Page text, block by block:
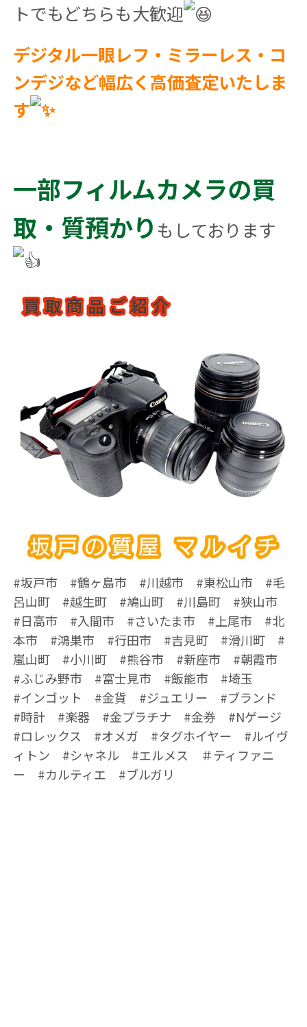
トでもどちらも大歓迎
デジタル一眼レフ・ミラーレス・コ
ンデジなど幅広く高価査定いたしま
す
一部フィルムカメラの買
取・質預かり もしております
#坂戸市 #鶴ヶ島市 #川越市 #東松山市 #毛
呂山町 #越生町 #鳩山町 #川島町 #狭山市
#日高市 #入間市 #さいたま市 #上尾市 #北
本市 #鴻巣市 #行田市 #吉見町 #滑川町 #
嵐山町 #小川町 #熊谷市 #新座市 #朝霞市
#ふじみ野市 #富士見市 #飯能市 #埼玉
#インゴット #金貨 #ジュエリー #ブランド
#時計 #楽器 #金プラチナ #金券 #Nゲージ
#ロレックス #オメガ #タグホイヤー #ルイヴ
ィトン #シャネル #エルメス ＃ティファニ
ー #カルティエ #ブルガリ